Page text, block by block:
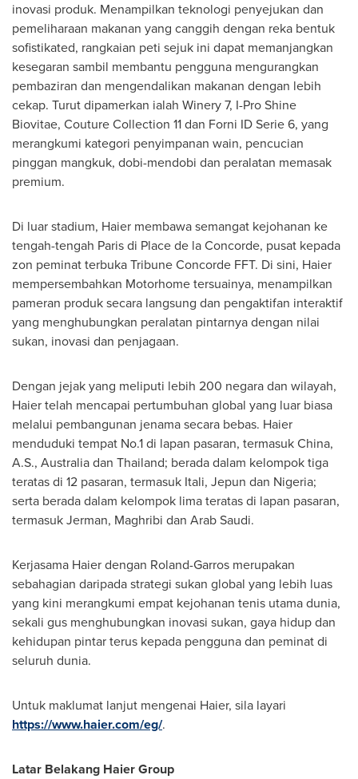
inovasi produk. Menampilkan teknologi penyejukan dan
pemeliharaan makanan yang canggih dengan reka bentuk
sofistikated, rangkaian peti sejuk ini dapat memanjangkan
kesegaran sambil membantu pengguna mengurangkan
pembaziran dan mengendalikan makanan dengan lebih
cekap. Turut dipamerkan ialah Winery 7, I-Pro Shine
Biovitae, Couture Collection 11 dan Forni ID Serie 6, yang
merangkumi kategori penyimpanan wain, pencucian
pinggan mangkuk, dobi-mendobi dan peralatan memasak
premium.
Di luar stadium, Haier membawa semangat kejohanan ke
tengah-tengah Paris di Place de la Concorde, pusat kepada
zon peminat terbuka Tribune Concorde FFT. Di sini, Haier
mempersembahkan Motorhome tersuainya, menampilkan
pameran produk secara langsung dan pengaktifan interaktif
yang menghubungkan peralatan pintarnya dengan nilai
sukan, inovasi dan penjagaan.
Dengan jejak yang meliputi lebih 200 negara dan wilayah,
Haier telah mencapai pertumbuhan global yang luar biasa
melalui pembangunan jenama secara bebas. Haier
menduduki tempat No.1 di lapan pasaran, termasuk China,
A.S., Australia dan Thailand; berada dalam kelompok tiga
teratas di 12 pasaran, termasuk Itali, Jepun dan Nigeria;
serta berada dalam kelompok lima teratas di lapan pasaran,
termasuk Jerman, Maghribi dan Arab Saudi.
Kerjasama Haier dengan Roland-Garros merupakan
sebahagian daripada strategi sukan global yang lebih luas
yang kini merangkumi empat kejohanan tenis utama dunia,
sekali gus menghubungkan inovasi sukan, gaya hidup dan
kehidupan pintar terus kepada pengguna dan peminat di
seluruh dunia.
Untuk maklumat lanjut mengenai Haier, sila layari
https://www.haier.com/eg/.
Latar Belakang Haier Group